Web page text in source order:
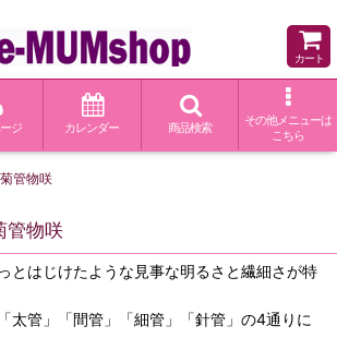
カート
ジ カレンダー 商品検索
その他メニューは
こちら
管物咲
管物咲
とはじけたような見事な明るさと繊細さが特
太管」「間管」「細管」「針管」の4通りに